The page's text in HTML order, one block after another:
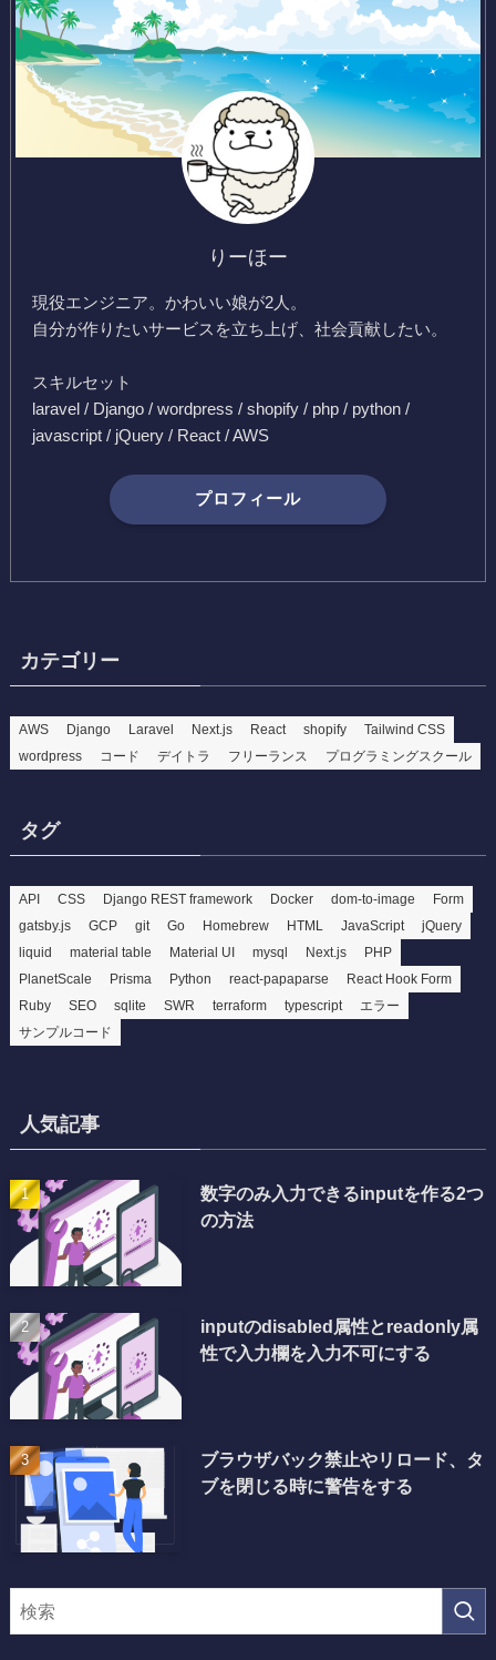
りーほー
現役エンジニア。かわいい娘が2人。
自分が作りたいサービスを立ち上げ、社会貢献したい。
スキルセット
laravel / Django / wordpress / shopify / php / python /
javascript / jQuery / React / AWS
プロフィール
カテゴリー
AWS Django Laravel Next.js React shopify
Tailwind CSS
wordpress
コード デイトラ フリーランス プログラミングスクール
タグ
API CSS Django REST framework Docker dom-to-image
Form
gatsby.js
GCP git Go Homebrew HTML JavaScript
jQuery
liquid
material table Material UI mysql Next.js
PHP
PlanetScale
Prisma Python react-papaparse
React Hook Form
Ruby
SEO sqlite SWR terraform typescript
エラー
サンプルコード
人気記事
数字のみ入力できるinputを作る2つ
の方法
inputのdisabled属性とreadonly属
性で入力欄を入力不可にする
ブラウザバック禁止やリロード、タ
ブを閉じる時に警告をする